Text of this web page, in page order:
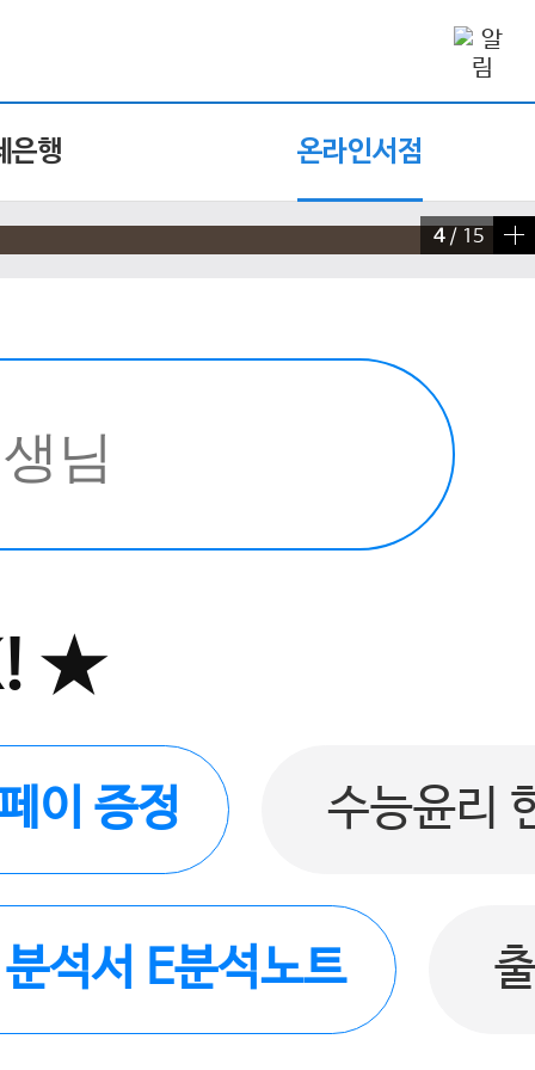
은행 온라인서점
4/ 15
★
이 증정 수능윤리
석서 E분석노트